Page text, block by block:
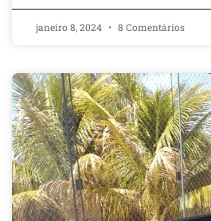
janeiro 8, 2024 8 Comentários